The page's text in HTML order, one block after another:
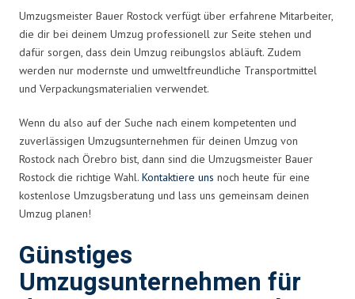
Umzugsmeister Bauer Rostock verfügt über erfahrene Mitarbeiter,
die dir bei deinem Umzug professionell zur Seite stehen und
dafür sorgen, dass dein Umzug reibungslos abläuft. Zudem
werden nur modernste und umweltfreundliche Transportmittel
und Verpackungsmaterialien verwendet.
Wenn du also auf der Suche nach einem kompetenten und
zuverlässigen Umzugsunternehmen für deinen Umzug von
Rostock nach Örebro bist, dann sind die Umzugsmeister Bauer
Rostock die richtige Wahl. Kontaktiere uns noch heute für eine
kostenlose Umzugsberatung und lass uns gemeinsam deinen
Umzug planen!
Günstiges
Umzugsunternehmen für